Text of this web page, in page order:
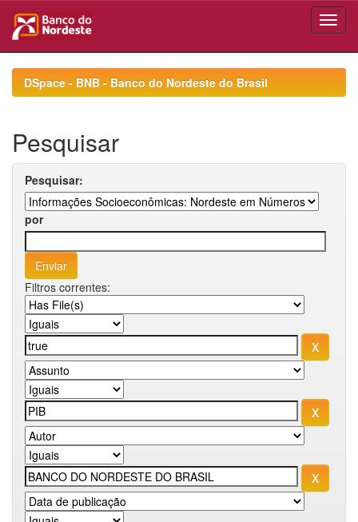
navigationDSpace - BNB - Banco do Nordeste do Brasil
Pesquisar
Pesquisar:
por
Filtros correntes: